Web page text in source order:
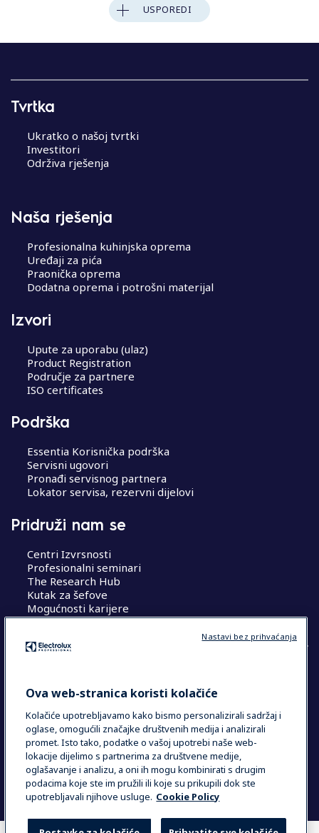
USPOREDI
Tvrtka
Ukratko o našoj tvrtki
Investitori
Održiva rješenja
Naša rješenja
Profesionalna kuhinjska oprema
Uređaji za pića
Praonička oprema
Dodatna oprema i potrošni materijal
Izvori
Upute za uporabu (ulaz)
Product Registration
Područje za partnere
ISO certificates
Podrška
Essentia Korisnička podrška
Servisni ugovori
Pronađi servisnog partnera
Lokator servisa, rezervni dijelovi
Pridruži nam se
Centri Izvrsnosti
Profesionalni seminari
The Research Hub
Kutak za šefove
Mogućnosti karijere
COUNTRY AND LANGUAGE
Data Privacy Statement
Cookie Policy
Uvjeti i odredbe
Ova web-stranica koristi kolačiće
Kolačiće upotrebljavamo kako bismo personalizirali sadržaj i
oglase, omogućili značajke društvenih medija i analizirali
promet. Isto tako, podatke o vašoj upotrebi naše web-
lokacije dijelimo s partnerima za društvene medije,
oglašavanje i analizu, a oni ih mogu kombinirati s drugim
podacima koje ste im pružili ili koje su prikupili dok ste
upotrebljavali njihove usluge. Cookie Policy
Nastavi bez prihvaćanja